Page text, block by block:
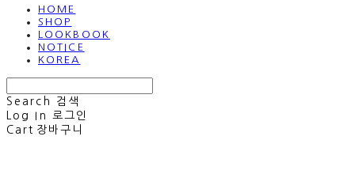
HOME
SHOP
LOOKBOOK
NOTICE
KOREA
Search
검색
Log In
로그인
Cart 장바구니